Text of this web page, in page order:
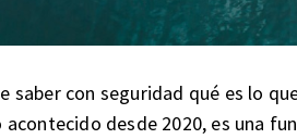
saber con seguridad qué es lo
desde 2020, es una